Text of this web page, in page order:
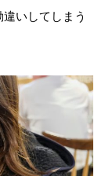
いしてしまう